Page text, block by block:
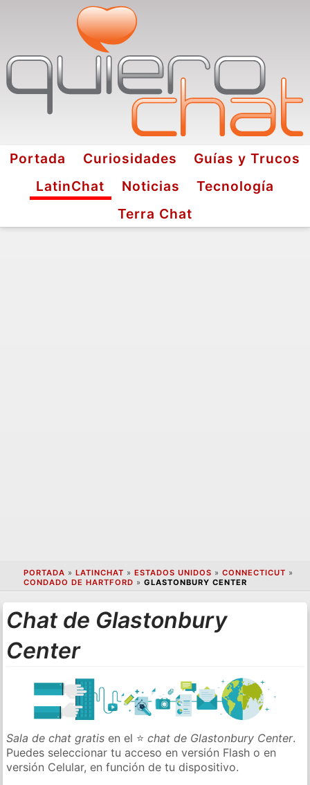
Portada Curiosidades
Guías y Trucos
LatinChat
Noticias
Tecnología
Terra Chat
PORTADA » LATINCHAT » ESTADOS UNIDOS » CONNECTICUT »
CONDADO DE HARTFORD » GLASTONBURY CENTER
Chat de Glastonbury
Center
Sala de chat gratis en el ⭐chat de Glastonbury Center.
Puedes seleccionar tu acceso en versión Flash o en
versión Celular, en función de tu dispositivo.